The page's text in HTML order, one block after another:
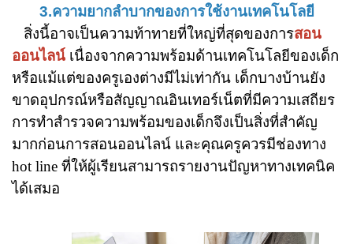
3.ความยากลำบากของการใช้งานเทคโนโลยี
สิ่งนี้อาจเป็นความท้าทายที่ใหญ่ที่สุดของการสอน
ออนไลน์ เนื่องจากความพร้อมด้านเทคโนโลยีของเด็ก
หรือแม้แต่ของครูเองต่างมีไม่เท่ากัน เด็กบางบ้านยัง
ขาดอุปกรณ์หรือสัญญาณอินเทอร์เน็ตที่มีความเสถียร
การทำสำรวจความพร้อมของเด็กจึงเป็นสิ่งที่สำคัญ
มากก่อนการสอนออนไลน์ และคุณครูควรมีช่องทาง
hot line ที่ให้ผู้เรียนสามารถรายงานปัญหาทางเทคนิค
ได้เสมอ